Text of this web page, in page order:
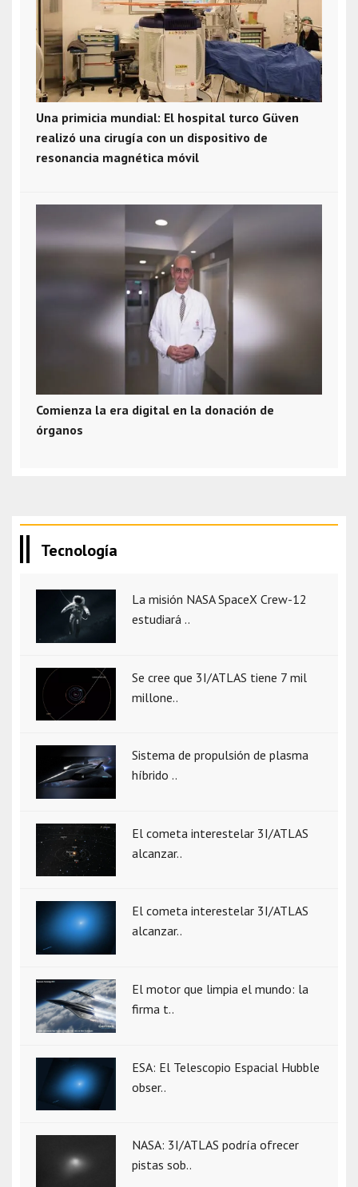
Una primicia mundial: El hospital turco Güven
realizó una cirugía con un dispositivo de
resonancia magnética móvil
Comienza la era digital en la donación de
órganos
Tecnología
La misión NASA SpaceX Crew-12
estudiará ..
Se cree que 3I/ATLAS tiene 7 mil
millone..
Sistema de propulsión de plasma
híbrido ..
El cometa interestelar 3I/ATLAS
alcanzar..
El cometa interestelar 3I/ATLAS
alcanzar..
El motor que limpia el mundo: la
firma t..
ESA: El Telescopio Espacial Hubble
obser..
NASA: 3I/ATLAS podría ofrecer
pistas sob..